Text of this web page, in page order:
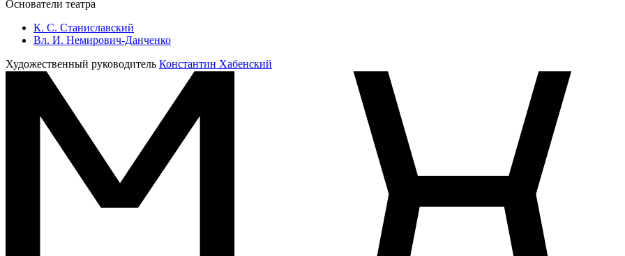
Основатели театра
К. С. Станиславский
Вл. И. Немирович-Данченко
Художественный руководитель Константин Хабенский